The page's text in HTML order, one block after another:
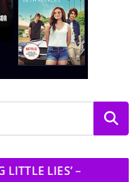
LITTLE LIES’ –